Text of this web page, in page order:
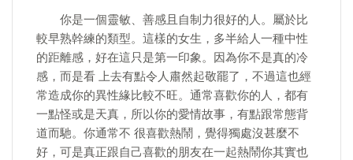
你是一個靈敏、善感且自制力很好的人。屬於比
較早熟幹練的類型。這樣的女生，多半給人一種中性
的距離感，好在這只是第一印象。因為你不是真的冷
感，而是看 上去有點令人肅然起敬罷了，不過這也經
常造成你的異性緣比較不旺。通常喜歡你的人，都有
一點怪或是天真，所以你的愛情故事，有點跟常態背
道而馳。你通常不 很喜歡熱鬧，覺得獨處沒甚麼不
好，可是真正跟自己喜歡的朋友在一起熱鬧你其實也